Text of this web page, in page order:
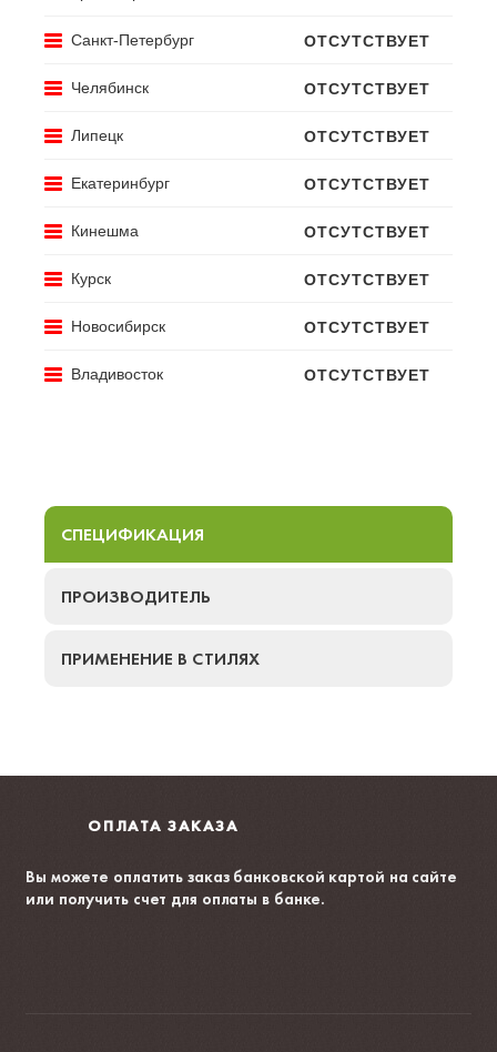
В КОРЗИНУ
Санкт-Петербург ОТСУТСТВУЕТ
Челябинск ОТСУТСТВУЕТ
Липецк ОТСУТСТВУЕТ
Екатеринбург ОТСУТСТВУЕТ
Кинешма ОТСУТСТВУЕТ
Курск ОТСУТСТВУЕТ
Новосибирск ОТСУТСТВУЕТ
Владивосток ОТСУТСТВУЕТ
СПЕЦИФИКАЦИЯ
ПРОИЗВОДИТЕЛЬ
ПРИМЕНЕНИЕ В СТИЛЯХ
ОПЛАТА ЗАКАЗА
Вы можете оплатить заказ банковской картой на сайте
или получить счет для оплаты в банке.